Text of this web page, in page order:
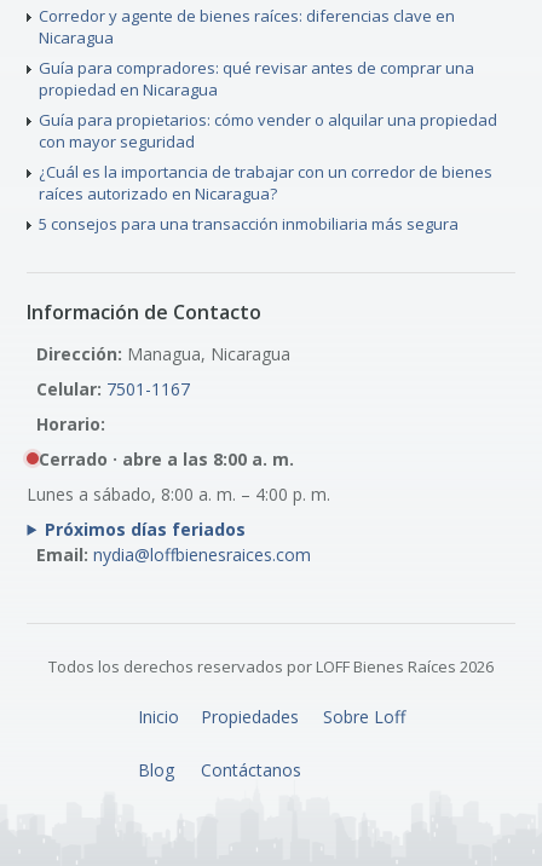
Corredor y agente de bienes raíces: diferencias clave en
Nicaragua
Guía para compradores: qué revisar antes de comprar una
propiedad en Nicaragua
Guía para propietarios: cómo vender o alquilar una propiedad
con mayor seguridad
¿Cuál es la importancia de trabajar con un corredor de bienes
raíces autorizado en Nicaragua?
5 consejos para una transacción inmobiliaria más segura
Información de Contacto
Dirección: Managua, Nicaragua
Celular: 7501-1167
Horario:
Cerrado · abre a las 8:00 a. m.
Lunes a sábado, 8:00 a. m. – 4:00 p. m.
Próximos días feriados
Email: nydia@loffbienesraices.com
Todos los derechos reservados por LOFF Bienes Raíces 2026
Inicio Propiedades Sobre Loff
Blog Contáctanos